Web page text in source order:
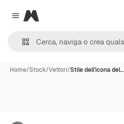
Close menu
Magnific
Home/Stock/Vettori/Stile dell'icona del…